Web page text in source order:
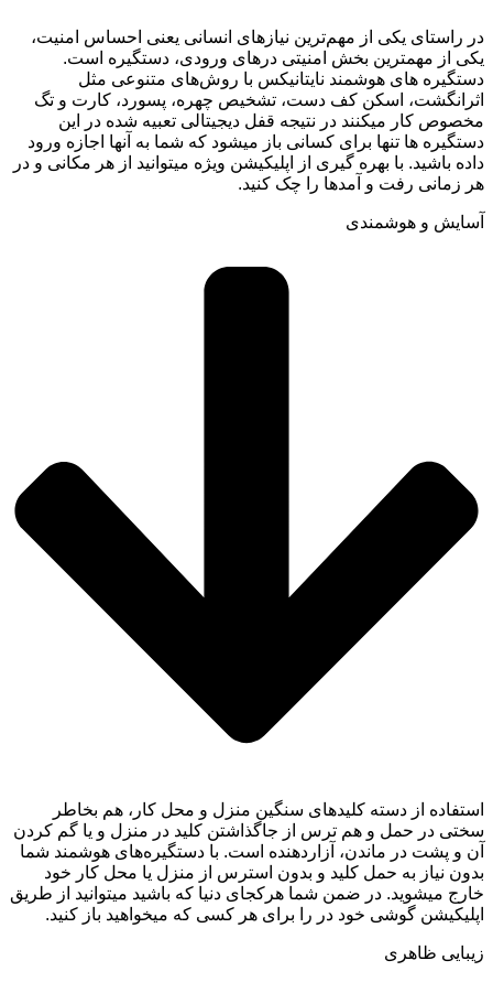
در راستای یکی از مهم‌ترین نیازهای انسانی یعنی احساس امنیت،
یکی از مهمترین بخش امنیتی درهای ورودی، دستگیره است.
دستگیره های هوشمند نایتانیکس با روش‌های متنوعی مثل
اثرانگشت، اسکن کف دست، تشخیص چهره، پسورد، کارت و تگ
مخصوص کار میکنند در نتيجه قفل دیجیتالی تعبیه شده در این
دستگیره ها تنها برای کسانی باز میشود که شما به آنها اجازه ورود
داده باشید. با بهره گیری از اپلیکیشن ویژه میتوانید از هر مکانی و در
هر زمانی رفت و آمدها را چک کنید.
آسایش و هوشمندی
استفاده از دسته کلیدهای سنگین منزل و محل کار، هم بخاطر
سختی در حمل و هم ترس از جاگذاشتن کلید در منزل و یا گم کردن
آن و پشت در ماندن، آزاردهنده است. با دستگیره‌های هوشمند شما
بدون نیاز به حمل کلید و بدون استرس از منزل یا محل کار خود
خارج میشوید. در ضمن شما هرکجای دنیا که باشید میتوانید از طریق
اپلیکیشن گوشی خود در را برای هر کسی که میخواهید باز کنید.
زیبایی ظاهری